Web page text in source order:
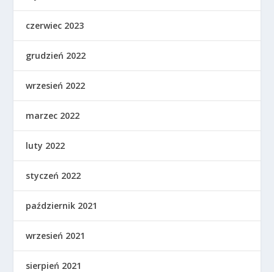
czerwiec 2023
grudzień 2022
wrzesień 2022
marzec 2022
luty 2022
styczeń 2022
październik 2021
wrzesień 2021
sierpień 2021